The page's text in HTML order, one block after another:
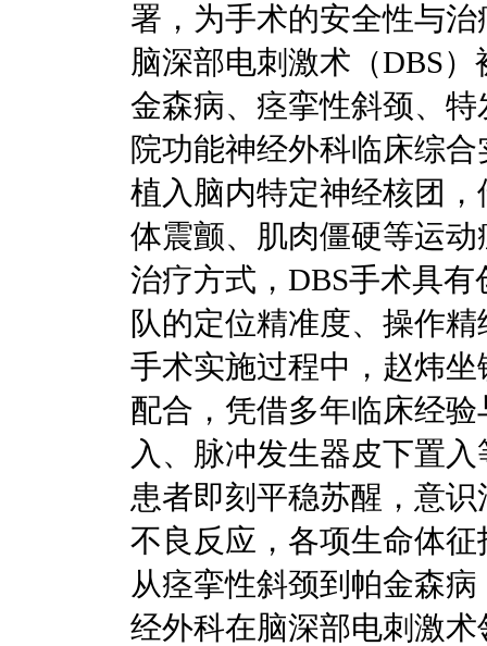
署，为手术的安全性与
脑深部电刺激术（DBS
金森病、痉挛性斜颈、
院功能神经外科临床综
植入脑内特定神经核团
体震颤、肌肉僵硬等运
治疗方式，DBS手术具
队的定位精准度、操作
手术实施过程中，赵炜
配合，凭借多年临床经
入、脉冲发生器皮下置
患者即刻平稳苏醒，意
不良反应，各项生命体
从痉挛性斜颈到帕金森
经外科在脑深部电刺激